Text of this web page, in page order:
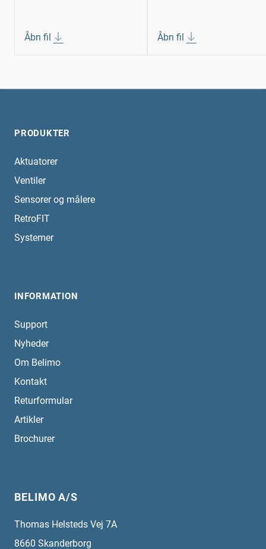
Åbn fil Åbn fil
PRODUKTER
Aktuatorer
Ventiler
Sensorer og målere
RetroFIT
Systemer
INFORMATION
Support
Nyheder
Om Belimo
Kontakt
Returformular
Artikler
Brochurer
BELIMO A/S
Thomas Helsteds Vej 7A
8660 Skanderborg